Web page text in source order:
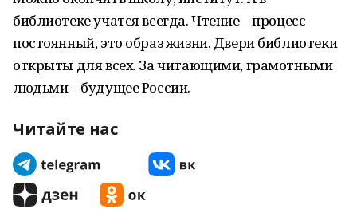
библиотеке учатся всегда. Чтение – процесс
постоянный, это образ жизни. Двери библиотеки
открыты для всех. За читающими, грамотными
людьми – будущее России.
Читайте нас